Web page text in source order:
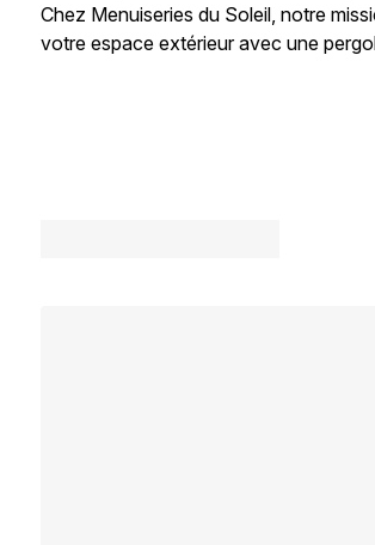
Chez Menuiseries du Soleil, notre
votre espace extérieur avec une